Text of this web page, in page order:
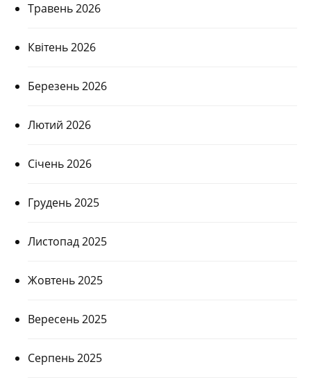
Травень 2026
Квітень 2026
Березень 2026
Лютий 2026
Січень 2026
Грудень 2025
Листопад 2025
Жовтень 2025
Вересень 2025
Серпень 2025